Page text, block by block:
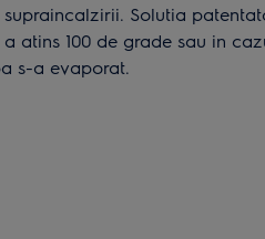
Solutia
atins 100 de grade sau in
s-a evaporat.